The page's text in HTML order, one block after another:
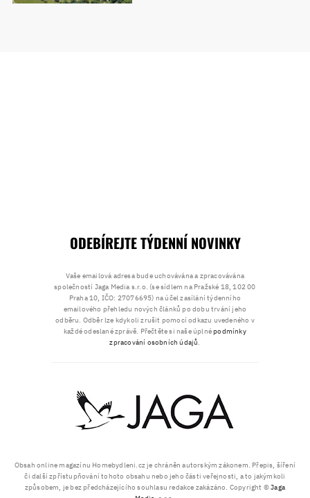
Obsah online magazínu Homebydleni.cz je chráněn autorským zákonem. Přepis, šíření
či další zpřístupňování tohoto obsahu nebo jeho části veřejnosti, a to jakýmkoli
způsobem, je bez předcházejícího souhlasu redakce zakázáno. Copyright ©Jaga
ODEBÍREJTE TÝDENNÍ NOVINKY
Vaše emailová adresa bude uchovávána a zpracovávána
společností Jaga Media s.r.o. (se sídlem na Pražské 18, 102 00
Praha 10, IČO: 27076695) na účel zasílání týdenního
emailového přehledu nových článků po dobu trvání jeho
odběru. Odběr lze kdykoli zrušit pomocí odkazu uvedeného v
každé odeslané zprávě. Přečtěte si naše úplnépodmínky
zpracování osobních údajů.